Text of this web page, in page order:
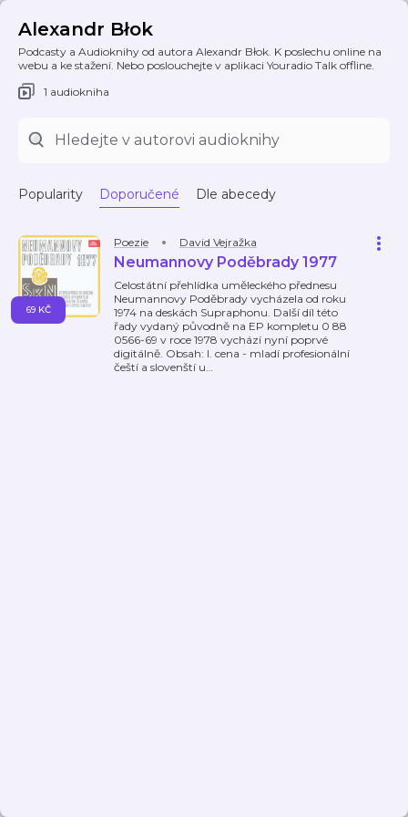
Alexandr Błok
Podcasty a Audioknihy od autora Alexandr Błok. K poslechu online na
webu a ke stažení. Nebo poslouchejte v aplikaci Youradio Talk offline.
1 audiokniha
Popularity Doporučené Dle abecedy
Poezie David Vejražka
Neumannovy Poděbrady 1977
Celostátní přehlídka uměleckého přednesu
Neumannovy Poděbrady vycházela od roku
1974 na deskách Supraphonu. Další díl této
řady vydaný původně na EP kompletu 0 88
0566-69 v roce 1978 vychází nyní poprvé
digitálně. Obsah: I. cena - mladí profesionální
čeští a slovenští u…
69 KČ